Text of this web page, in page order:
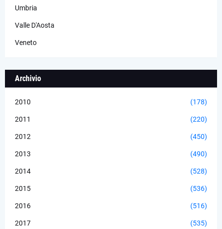
Umbria
Valle D'Aosta
Veneto
Archivio
2010 (178)
2011 (220)
2012 (450)
2013 (490)
2014 (528)
2015 (536)
2016 (516)
2017 (535)